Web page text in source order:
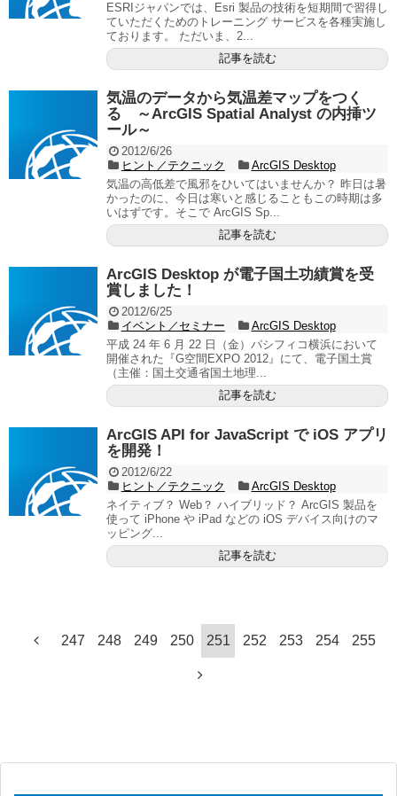
ESRIジャパンでは、Esri 製品の技術を短期間で習得し
ていただくためのトレーニング サービスを各種実施し
ております。 ただいま、2...
記事を読む
気温のデータから気温差マップをつく
る ～ArcGIS Spatial Analyst の内挿ツ
ール～
2012/6/26
ヒント／テクニック
ArcGIS Desktop
気温の高低差で風邪をひいてはいませんか？ 昨日は暑
かったのに、今日は寒いと感じることもこの時期は多
いはずです。そこで ArcGIS Sp...
記事を読む
ArcGIS Desktop が電子国土功績賞を受
賞しました！
2012/6/25
イベント／セミナー
ArcGIS Desktop
平成 24 年 6 月 22 日（金）パシフィコ横浜において
開催された『G空間EXPO 2012』にて、電子国土賞
（主催：国土交通省国土地理...
記事を読む
ArcGIS API for JavaScript で iOS アプリ
を開発！
2012/6/22
ヒント／テクニック
ArcGIS Desktop
ネイティブ？ Web？ ハイブリッド？ ArcGIS 製品を
使って iPhone や iPad などの iOS デバイス向けのマ
ッピング...
記事を読む
247 248 249 250 251 252 253 254 255